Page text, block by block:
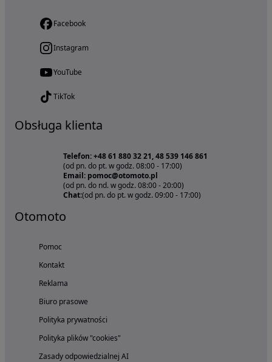
Facebook
Instagram
YouTube
TikTok
Obsługa klienta
Telefon: +48 61 880 32 21, 48 539 146 861
(od pn. do pt. w godz. 08:00 - 17:00)
Email: pomoc@otomoto.pl
(od pn. do nd. w godz. 08:00 - 20:00)
Chat:(od pn. do pt. w godz. 09:00 - 17:00)
Otomoto
Pomoc
Kontakt
Reklama
Biuro prasowe
Polityka prywatności
Polityka plików "cookies"
Zasady odpowiedzialnej AI